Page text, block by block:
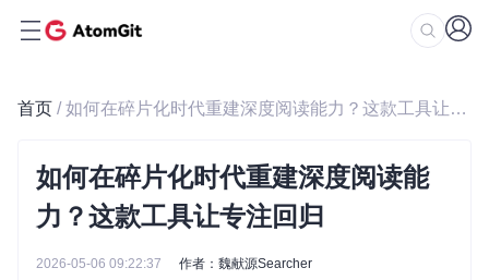
首页 / 如何在碎片化时代重建深度阅读能力？这款工具让专注回归
如何在碎片化时代重建深度阅读能
力？这款工具让专注回归
2026-05-06 09:22:37 作者：魏献源Searcher